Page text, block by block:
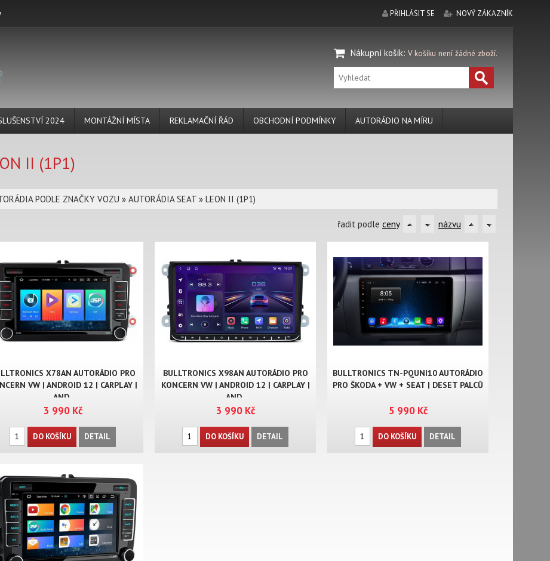
PŘIHLÁSIT SE NOVÝ ZÁKAZNÍK
Nákupní košík: V košíku není žádné zboží.
2024 MONTÁŽNÍ MÍSTA REKLAMAČNÍ ŘÁD OBCHODNÍ PODMÍNKY AUTORÁDIO NA MÍRU
II (1P1)
PODLE ZNAČKY VOZU » AUTORÁDIA SEAT » LEON II (1P1)
řadit podle ceny názvu
X78AN AUTORÁDIO PRO
VW | ANDROID 12 | CARPLAY |
AND..
3 990 Kč
DO KOŠÍKU DETAIL
BULLTRONICS X98AN AUTORÁDIO PRO
KONCERN VW | ANDROID 12 | CARPLAY |
AND..
3 990 Kč
DO KOŠÍKU DETAIL
BULLTRONICS TN-PQUNI10 AUTORÁDIO
PRO ŠKODA + VW + SEAT | DESET PALCŮ
5 990 Kč
DO KOŠÍKU DETAIL